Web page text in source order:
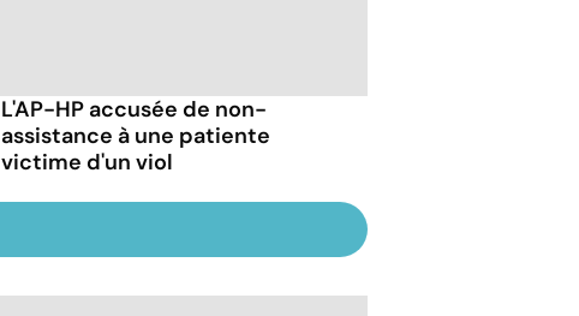
L'AP-HP accusée de non-
assistance à une patiente
victime d'un viol